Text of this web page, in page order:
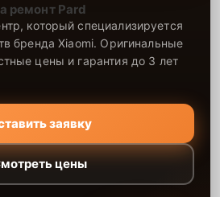
ремонт Pard
который специализируется
бренда Xiaomi. Оригинальные
цены и гарантия до 3 лет
заявку
цены